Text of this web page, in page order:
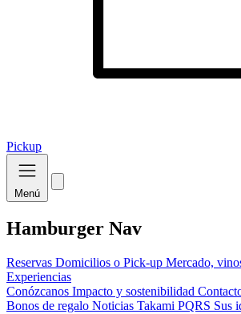
Pickup
Menú
Hamburger Nav
Reservas Domicilios o Pick-up Mercado,
Experiencias
Conózcanos Impacto y sostenibilidad
Bonos de regalo Noticias Takami PQRS Sus